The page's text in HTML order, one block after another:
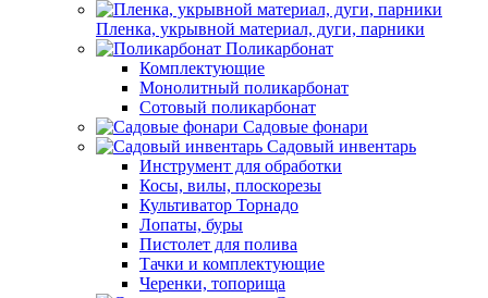
Пленка, укрывной материал, дуги, парники
Поликарбонат
Комплектующие
Монолитный поликарбонат
Сотовый поликарбонат
Садовые фонари
Садовый инвентарь
Инструмент для обработки
Косы, вилы, плоскорезы
Культиватор Торнадо
Лопаты, буры
Пистолет для полива
Тачки и комплектующие
Черенки, топорища